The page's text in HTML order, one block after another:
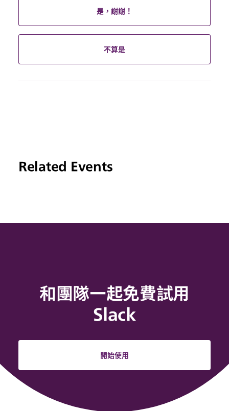
是，謝謝！
不算是
Related Events
和團隊一起免費試用
Slack
開始使用